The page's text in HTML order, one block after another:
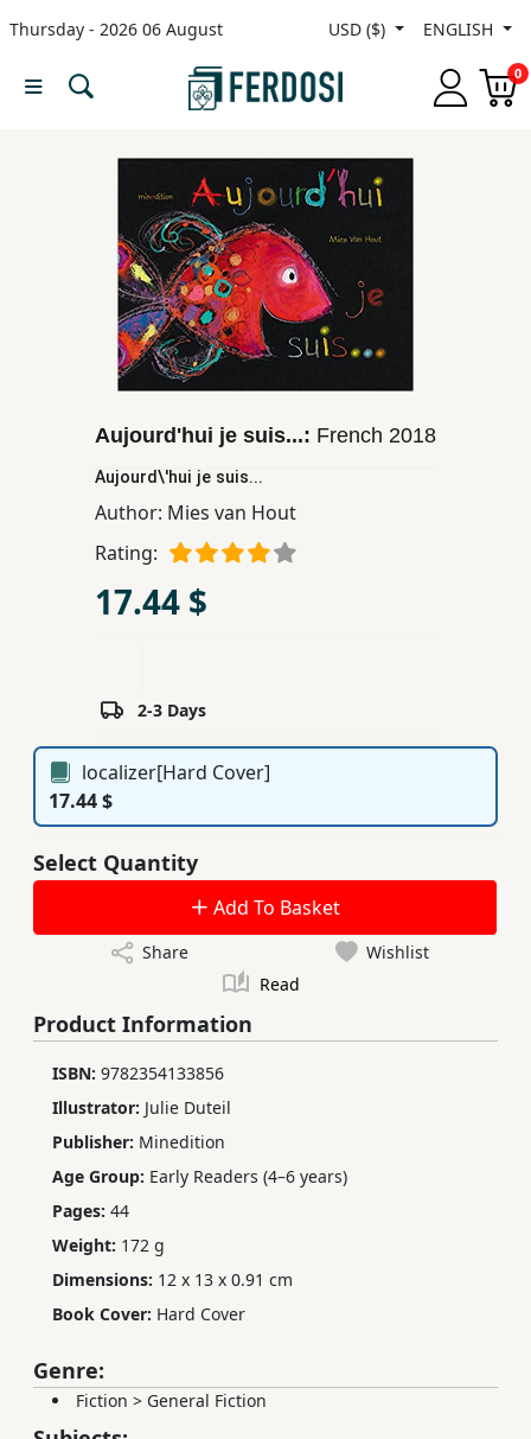
Thursday - 2026 06 August USD ($) ENGLISH
0
Menu
Nonfiction
Children,
Educational
Books
Ferdosi
Publishing
Services
Aujourd'hui je suis...: French 2018
Aujourd\'hui je suis...
Author: Mies van Hout
Rating:
17.44 $
2-3 Days
localizer[Hard Cover]
17.44 $
Select Quantity
Add To Basket
Share
Wishlist
Read
Product Information
ISBN: 9782354133856
Illustrator: Julie Duteil
Publisher: Minedition
Age Group: Early Readers (4–6 years)
Pages: 44
Weight: 172 g
Dimensions: 12 x 13 x 0.91 cm
Book Cover: Hard Cover
Genre:
Fiction > General Fiction